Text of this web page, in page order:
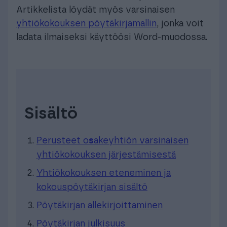
Artikkelista löydät myös varsinaisen
yhtiökokouksen pöytäkirjamallin, jonka voit
ladata ilmaiseksi käyttöösi Word-muodossa.
Sisältö
Perusteet osakeyhtiön varsinaisen
yhtiökokouksen järjestämisestä
Yhtiökokouksen eteneminen ja
kokouspöytäkirjan sisältö
Pöytäkirjan allekirjoittaminen
Pöytäkirjan julkisuus